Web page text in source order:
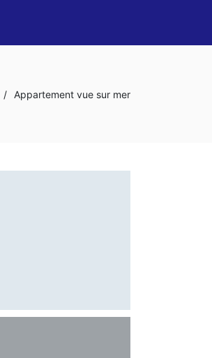
/ Appartement vue sur mer